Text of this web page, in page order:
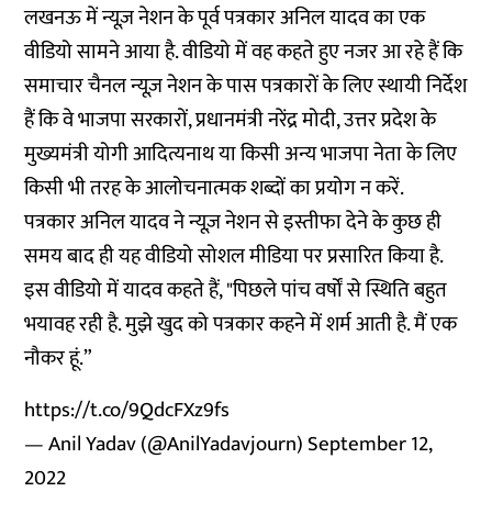
लखनऊ में न्यूज़ नेशन के पूर्व पत्रकार अनिल यादव का एक
वीडियो सामने आया है. वीडियो में वह कहते हुए नजर आ रहे हैं कि
समाचार चैनल न्यूज़ नेशन के पास पत्रकारों के लिए स्थायी निर्देश
हैं कि वे भाजपा सरकारों, प्रधानमंत्री नरेंद्र मोदी, उत्तर प्रदेश के
मुख्यमंत्री योगी आदित्यनाथ या किसी अन्य भाजपा नेता के लिए
किसी भी तरह के आलोचनात्मक शब्दों का प्रयोग न करें.
पत्रकार अनिल यादव ने न्यूज़ नेशन से इस्तीफा देने के कुछ ही
समय बाद ही यह वीडियो सोशल मीडिया पर प्रसारित किया है.
इस वीडियो में यादव कहते हैं, "पिछले पांच वर्षों से स्थिति बहुत
भयावह रही है. मुझे खुद को पत्रकार कहने में शर्म आती है. मैं एक
नौकर हूं.”
https://t.co/9QdcFXz9fs
— Anil Yadav (@AnilYadavjourn)September 12,
2022